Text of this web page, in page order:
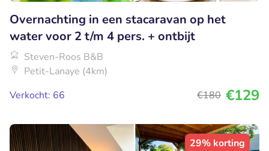
Overnachting in een stacaravan op het
water voor 2 t/m 4 pers. + ontbijt
Steven-Roos B&B
Petit-Lanaye (4km)
Verkocht: 66
€180 €129
29% korting